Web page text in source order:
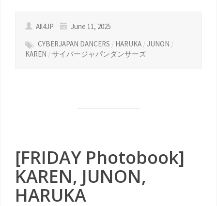
All4JP
June 11, 2025
CYBERJAPAN DANCERS / HARUKA /JUNON /
KAREN /サイバージャパンダンサーズ
[FRIDAY Photobook]
KAREN, JUNON,
HARUKA